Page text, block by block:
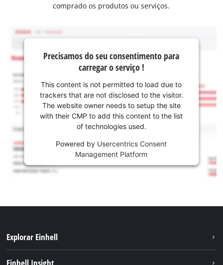
comprado os produtos ou serviços.
Precisamos do seu consentimento para
carregar o serviço !
This content is not permitted to load due to
trackers that are not disclosed to the visitor.
The website owner needs to setup the site
with their CMP to add this content to the list
of technologies used.
Powered by Usercentrics Consent
Management Platform
Explorar Einhell